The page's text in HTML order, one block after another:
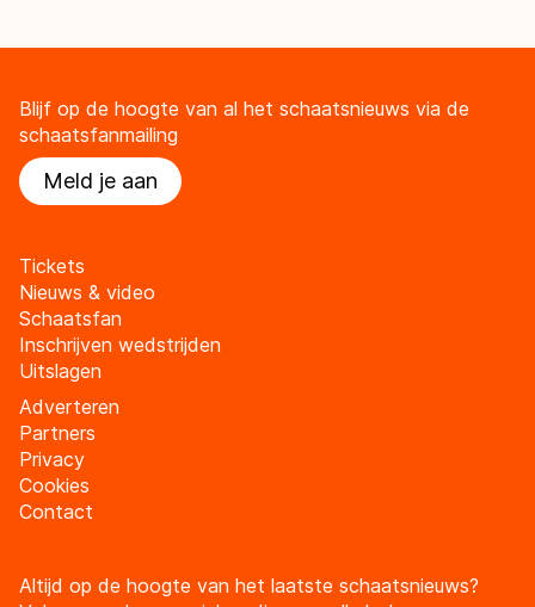
Blijf op de hoogte van al het schaatsnieuws via de
schaatsfanmailing
Meld je aan
Tickets
Nieuws & video
Schaatsfan
Inschrijven wedstrijden
Uitslagen
Adverteren
Partners
Privacy
Cookies
Contact
Altijd op de hoogte van het laatste schaatsnieuws?